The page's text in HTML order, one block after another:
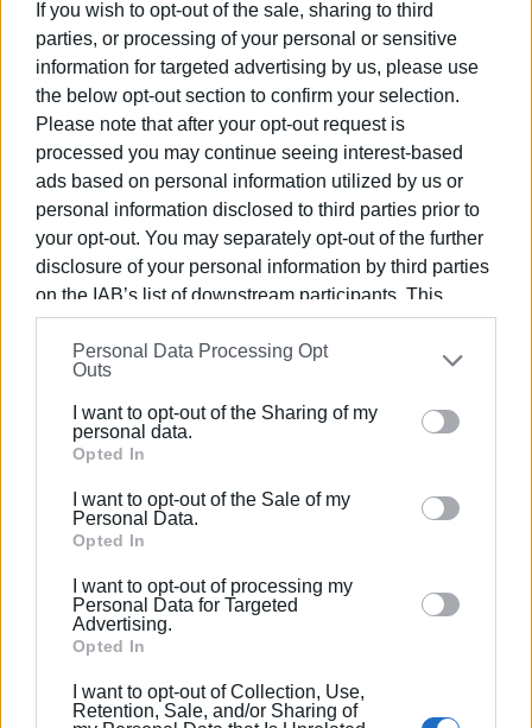
If you wish to opt-out of the sale, sharing to third
parties, or processing of your personal or sensitive
information for targeted advertising by us, please use
the below opt-out section to confirm your selection.
Please note that after your opt-out request is
processed you may continue seeing interest-based
ads based on personal information utilized by us or
personal information disclosed to third parties prior to
your opt-out. You may separately opt-out of the further
disclosure of your personal information by third parties
on the IAB’s list of downstream participants. This
information may also be disclosed by us to third parties
on theIAB’s List of Downstream Participants
that may
further disclose it to other third parties.
Please note that this website/app uses one or more
Google services and may gather and store information
behaviour. You may click to grant or deny consent to
Google and its third-party tags to use your data for
section.
Personal Data Processing Opt
Outs
I want to opt-out of the Sharing of my
personal data.
Opted In
I want to opt-out of the Sale of my
Personal Data.
Opted In
I want to opt-out of processing my
Personal Data for Targeted
Advertising.
Opted In
I want to opt-out of Collection, Use,
Retention, Sale, and/or Sharing of
διαφωνώ κάθετα και για τη διαφωνία αυτη δεν μου
δόθηκε ως μέλος η ευκαιρία να υπερασπιστώ» δηλώνει
στην "Ε" οΚώστας Σπίγγος.
Από τη μεριά της, ηΑγγελίνα Κοντίνη, έκανε άμεσα
ανάρτηση και μεταξύ άλλων αναφέρει «Δεν μου αρκούν
οι εξηγήσεις του ΜέΡΑ25 για τη διαγραφή της Σοφίας
Σακοράφα. Αποχώρησα από το ΜέΡΑ25 ως μέλος γιατί
η άβυσσος που κοιτούσε τόσο έντονα έχει αρχίσει και
το κοιτάει πίσω».
Νωρίτερα ακόμα είχε αποτραβηχθεί οΒασίλης
Καββαδίας, υποψήφιος με το κόμμα στις πρώτες -
αλλά όχι στις δεύτερες εκλογές. Μιλώντας στην "Ε"
αιτιολόγησε την οικειοθελή του απομάκρυνση, για
λόγους μη τήρησης του καταστατικού του κόμματος.
Εμφανίσεις: 121
Ακολουθήστε το enimerosi στοFacebook